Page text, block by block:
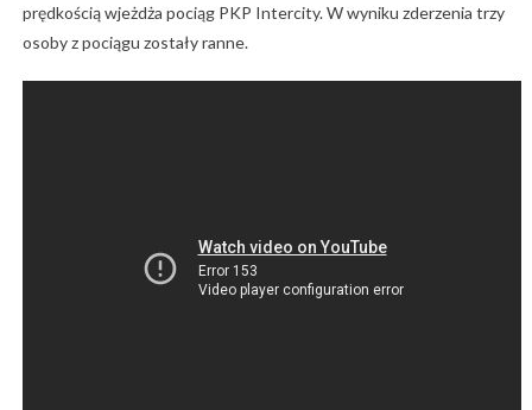
prędkością wjeżdża pociąg PKP Intercity. W wyniku zderzenia trzy
osoby z pociągu zostały ranne.